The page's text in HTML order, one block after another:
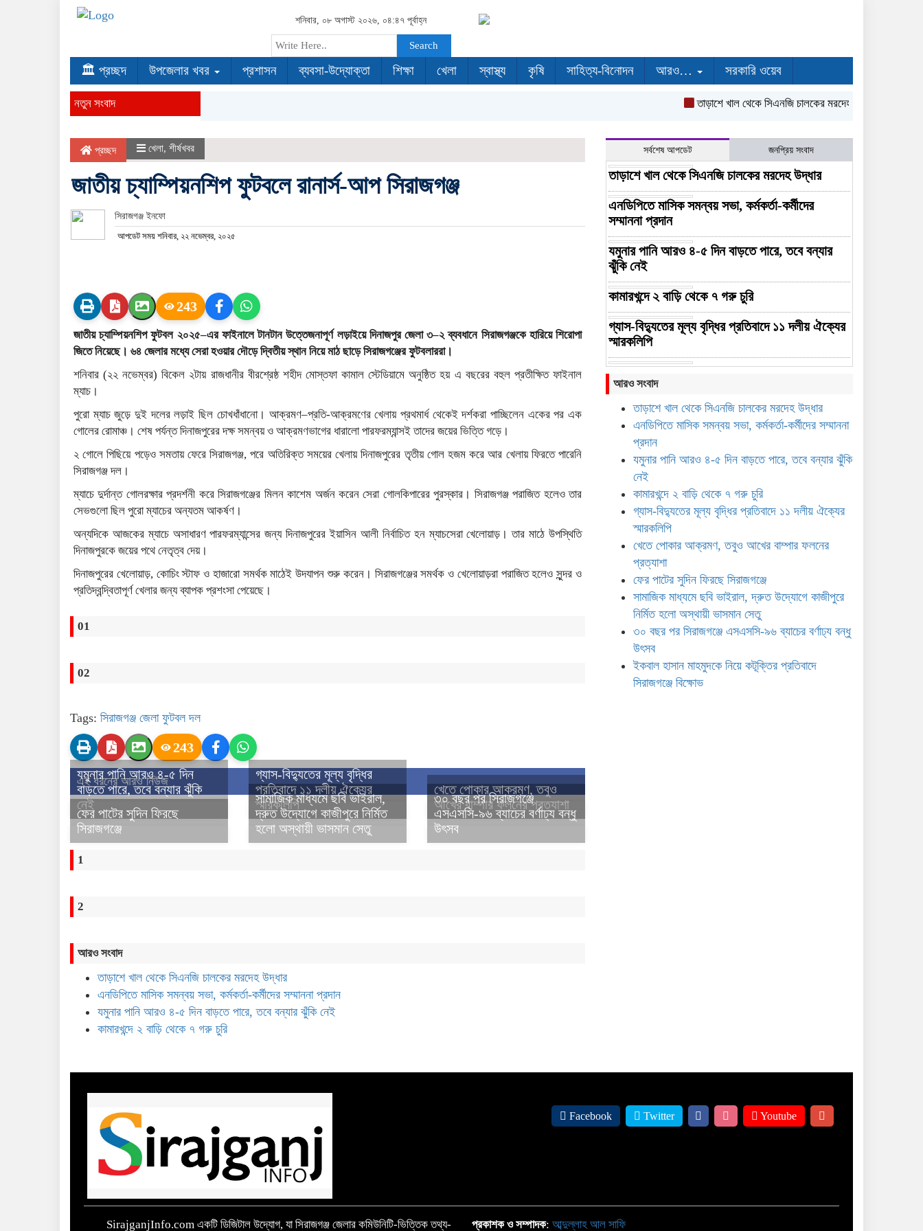
শনিবার, ০৮ অগাস্ট ২০২৬, ০৪:৪৭ পূর্বাহ্ন
Search
🏛 প্রচ্ছদ উপজেলার খবর প্রশাসন ব্যবসা-উদ্যোক্তা শিক্ষা খেলা স্বাস্থ্য কৃষি সাহিত্য-বিনোদন আরও… সরকারি ওয়েব
নতুন সংবাদ তাড়াশে খাল থেকে সিএনজি চালকের মরদেহ উদ্ধার
প্রচ্ছদ খেলা, শীর্ষখবর
জাতীয় চ্যাম্পিয়নশিপ ফুটবলে রানার্স-আপ সিরাজগঞ্জ
সিরাজগঞ্জ ইনফো
আপডেট সময় শনিবার, ২২ নভেম্বর, ২০২৫
243
জাতীয় চ্যাম্পিয়নশিপ ফুটবল ২০২৫–এর ফাইনালে টানটান উত্তেজনাপূর্ণ লড়াইয়ে দিনাজপুর জেলা ৩–২ ব্যবধানে সিরাজগঞ্জকে হারিয়ে শিরোপা
জিতে নিয়েছে। ৬৪ জেলার মধ্যে সেরা হওয়ার দৌড়ে দ্বিতীয় স্থান নিয়ে মাঠ ছাড়ে সিরাজগঞ্জের ফুটবলাররা।
শনিবার (২২ নভেম্বর) বিকেল ২টায় রাজধানীর বীরশ্রেষ্ঠ শহীদ মোস্তফা কামাল স্টেডিয়ামে অনুষ্ঠিত হয় এ বছরের বহুল প্রতীক্ষিত ফাইনাল
ম্যাচ।
পুরো ম্যাচ জুড়ে দুই দলের লড়াই ছিল চোখধাঁধানো। আক্রমণ–প্রতি-আক্রমণের খেলায় প্রথমার্ধ থেকেই দর্শকরা পাচ্ছিলেন একের পর এক
গোলের রোমাঞ্চ। শেষ পর্যন্ত দিনাজপুরের দক্ষ সমন্বয় ও আক্রমণভাগের ধারালো পারফরম্যান্সই তাদের জয়ের ভিত্তি গড়ে।
২ গোলে পিছিয়ে পড়েও সমতায় ফেরে সিরাজগঞ্জ, পরে অতিরিক্ত সময়ের খেলায় দিনাজপুরের তৃতীয় গোল হজম করে আর খেলায় ফিরতে পারেনি
সিরাজগঞ্জ দল।
ম্যাচে দুর্দান্ত গোলরক্ষার প্রদর্শনী করে সিরাজগঞ্জের মিলন কাশেম অর্জন করেন সেরা গোলকিপারের পুরস্কার। সিরাজগঞ্জ পরাজিত হলেও তার
সেভগুলো ছিল পুরো ম্যাচের অন্যতম আকর্ষণ।
অন্যদিকে আজকের ম্যাচে অসাধারণ পারফরম্যান্সের জন্য দিনাজপুরের ইয়াসিন আলী নির্বাচিত হন ম্যাচসেরা খেলোয়াড়। তার মাঠে উপস্থিতি
দিনাজপুরকে জয়ের পথে নেতৃত্ব দেয়।
দিনাজপুরের খেলোয়াড়, কোচিং স্টাফ ও হাজারো সমর্থক মাঠেই উদযাপন শুরু করেন। সিরাজগঞ্জের সমর্থক ও খেলোয়াড়রা পরাজিত হলেও সুন্দর ও
প্রতিদ্বন্দ্বিতাপূর্ণ খেলার জন্য ব্যাপক প্রশংসা পেয়েছে।
01
02
Tags: সিরাজগঞ্জ জেলা ফুটবল দল
243
এই ধরনের আরও নিউজ
যমুনার পানি আরও ৪-৫ দিন
বাড়তে পারে, তবে বন্যার ঝুঁকি
নেই
গ্যাস-বিদ্যুতের মূল্য বৃদ্ধির
প্রতিবাদে ১১ দলীয় ঐক্যের
স্মারকলিপি
খেতে পোকার আক্রমণ, তবুও
আখের বাম্পার ফলনের প্রত্যাশা
ফের পাটের সুদিন ফিরছে
সিরাজগঞ্জে
সামাজিক মাধ্যমে ছবি ভাইরাল,
দ্রুত উদ্যোগে কাজীপুরে নির্মিত
হলো অস্থায়ী ভাসমান সেতু
৩০ বছর পর সিরাজগঞ্জে
এসএসসি-৯৬ ব্যাচের বর্ণাঢ্য বন্ধু
উৎসব
1
2
আরও সংবাদ
তাড়াশে খাল থেকে সিএনজি চালকের মরদেহ উদ্ধার
এনডিপিতে মাসিক সমন্বয় সভা, কর্মকর্তা-কর্মীদের সম্মাননা প্রদান
যমুনার পানি আরও ৪-৫ দিন বাড়তে পারে, তবে বন্যার ঝুঁকি নেই
কামারখন্দে ২ বাড়ি থেকে ৭ গরু চুরি
সর্বশেষ আপডেট জনপ্রিয় সংবাদ
তাড়াশে খাল থেকে সিএনজি চালকের মরদেহ উদ্ধার
এনডিপিতে মাসিক সমন্বয় সভা, কর্মকর্তা-কর্মীদের
সম্মাননা প্রদান
যমুনার পানি আরও ৪-৫ দিন বাড়তে পারে, তবে বন্যার
ঝুঁকি নেই
কামারখন্দে ২ বাড়ি থেকে ৭ গরু চুরি
গ্যাস-বিদ্যুতের মূল্য বৃদ্ধির প্রতিবাদে ১১ দলীয় ঐক্যের
স্মারকলিপি
খেতে পোকার আক্রমণ, তবুও আখের বাম্পার ফলনের
প্রত্যাশা
ফের পাটের সুদিন ফিরছে সিরাজগঞ্জে
সামাজিক মাধ্যমে ছবি ভাইরাল, দ্রুত উদ্যোগে কাজীপুরে
নির্মিত হলো অস্থায়ী ভাসমান সেতু
৩০ বছর পর সিরাজগঞ্জে এসএসসি-৯৬ ব্যাচের বর্ণাঢ্য
বন্ধু উৎসব
ইকবাল হাসান মাহমুদকে নিয়ে
কটূক্তির প্রতিবাদে সিরাজগঞ্জে
আরও সংবাদ
তাড়াশে খাল থেকে সিএনজি চালকের মরদেহ উদ্ধার
এনডিপিতে মাসিক সমন্বয় সভা, কর্মকর্তা-কর্মীদের সম্মাননা
প্রদান
যমুনার পানি আরও ৪-৫ দিন বাড়তে পারে, তবে বন্যার ঝুঁকি
নেই
কামারখন্দে ২ বাড়ি থেকে ৭ গরু চুরি
গ্যাস-বিদ্যুতের মূল্য বৃদ্ধির প্রতিবাদে ১১ দলীয় ঐক্যের
স্মারকলিপি
খেতে পোকার আক্রমণ, তবুও আখের বাম্পার ফলনের
প্রত্যাশা
ফের পাটের সুদিন ফিরছে সিরাজগঞ্জে
সামাজিক মাধ্যমে ছবি ভাইরাল, দ্রুত উদ্যোগে কাজীপুরে
নির্মিত হলো অস্থায়ী ভাসমান সেতু
৩০ বছর পর সিরাজগঞ্জে এসএসসি-৯৬ ব্যাচের বর্ণাঢ্য বন্ধু
উৎসব
ইকবাল হাসান মাহমুদকে নিয়ে কটূক্তির প্রতিবাদে
সিরাজগঞ্জে বিক্ষোভ
Facebook Twitter Youtube
SirajganjInfo.com একটি ডিজিটাল উদ্যোগ, যা সিরাজগঞ্জ জেলার কমিউনিটি-ভিত্তিক তথ্য- প্রকাশক ও সম্পাদক: আব্দুল্লাহ আল সাফি